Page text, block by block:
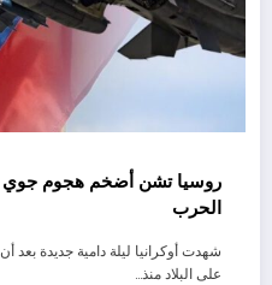
روسيا تشن أضخم هجوم جوي
الحرب
شهدت أوكرانيا ليلة دامية جديدة
على البلاد منذ…